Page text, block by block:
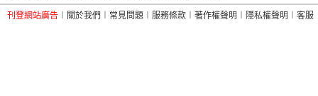
刊登網站廣告 關於我們 常見問題 服務條款 著作權聲明 隱私權聲明 客服